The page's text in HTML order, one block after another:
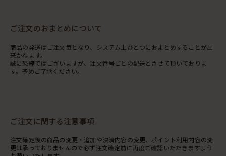
ご注文のおまとめについて
商品の発送はご注文毎となり、システム上ひとつにおまとめすることが出
来かねます。
誠に恐縮ではございますが、注文番号ごとの配送とさせて頂いておりま
す。予めご了承ください。
ご注文に関する注意事項
注文確定後の商品の変更・追加や決済内容の変更、ポイント利用内容の変
更は承っておりませんので必ず注文確定前に再度ご確認いただきますよう